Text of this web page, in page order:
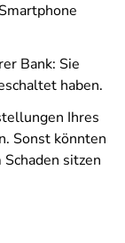
Bank: Sie
haben.
Ihres
Sonst könnten
sitzen